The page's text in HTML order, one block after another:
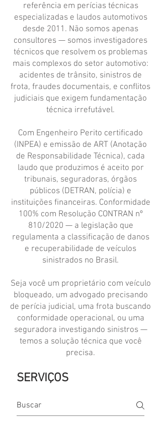
referência em perícias técnicas
especializadas e laudos automotivos
desde 2011. Não somos apenas
consultores — somos investigadores
técnicos que resolvem os problemas
mais complexos do setor automotivo:
acidentes de trânsito, sinistros de
frota, fraudes documentais, e conflitos
judiciais que exigem fundamentação
técnica irrefutável.
Com Engenheiro Perito certificado
(INPEA) e emissão de ART (Anotação
de Responsabilidade Técnica), cada
laudo que produzimos é aceito por
tribunais, seguradoras, órgãos
públicos (DETRAN, polícia) e
instituições financeiras. Conformidade
100% com Resolução CONTRAN nº
810/2020 — a legislação que
regulamenta a classificação de danos
e recuperabilidade de veículos
sinistrados no Brasil.
Seja você um proprietário com veículo
bloqueado, um advogado precisando
de perícia judicial, uma frota buscando
conformidade operacional, ou uma
seguradora investigando sinistros —
temos a solução técnica que você
precisa.
SERVIÇOS